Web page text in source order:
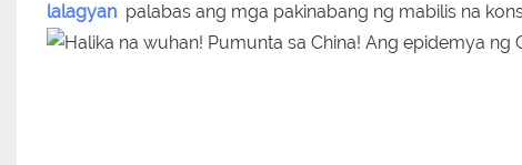
lalagyan palabas ang mga pakinabang ng mabilis na